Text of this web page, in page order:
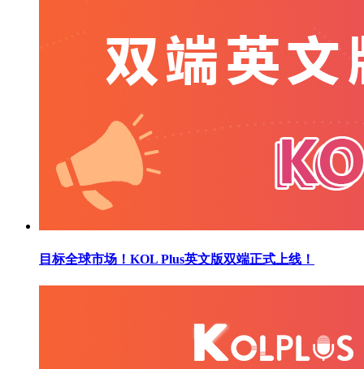
目标全球市场！KOL Plus英文版双端正式上线！